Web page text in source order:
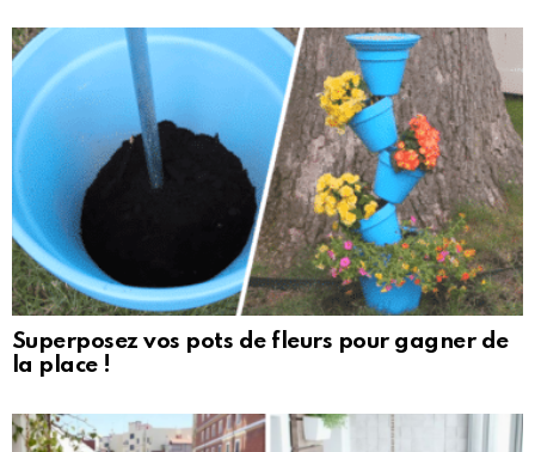
Superposez vos pots de fleurs pour gagner de
la place !